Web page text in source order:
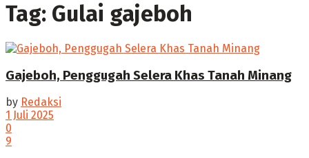
Tag: Gulai gajeboh
Gajeboh, Penggugah Selera Khas Tanah Minang
by Redaksi
1 Juli 2025
0
9